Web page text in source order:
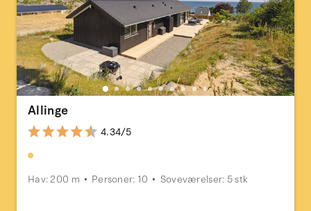
Allinge
4.34/5
Hav: 200 m Personer: 10 Soveværelser: 5 stk